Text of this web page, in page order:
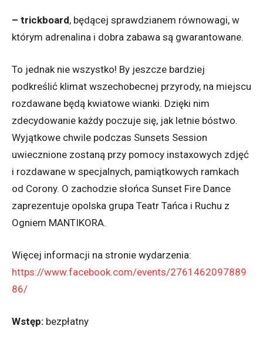
– trickboard, będącej sprawdzianem równowagi, w
którym adrenalina i dobra zabawa są gwarantowane.
To jednak nie wszystko! By jeszcze bardziej
podkreślić klimat wszechobecnej przyrody, na miejscu
rozdawane będą kwiatowe wianki. Dzięki nim
zdecydowanie każdy poczuje się, jak letnie bóstwo.
Wyjątkowe chwile podczas Sunsets Session
uwiecznione zostaną przy pomocy instaxowych zdjęć
i rozdawane w specjalnych, pamiątkowych ramkach
od Corony. O zachodzie słońca Sunset Fire Dance
zaprezentuje opolska grupa Teatr Tańca i Ruchu z
Ogniem MANTIKORA.
Więcej informacji na stronie wydarzenia:
https://www.facebook.com/events/2761462097889
86/
Wstęp: bezpłatny